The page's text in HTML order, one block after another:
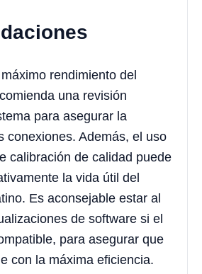
rendimiento del
una revisión
para asegurar la
conexiones. Además, el uso
calibración de calidad puede
la vida útil del
Es aconsejable estar al
de software si el
para asegurar que
con la máxima eficiencia.